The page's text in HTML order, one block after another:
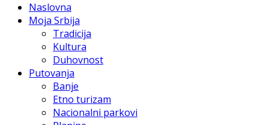
Naslovna
Moja Srbija
Tradicija
Kultura
Duhovnost
Putovanja
Banje
Etno turizam
Nacionalni parkovi